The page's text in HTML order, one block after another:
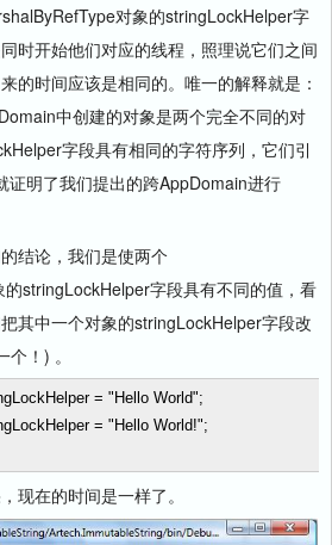
对象的stringLockHelper字
时开始他们对应的线程，照理说它们之间
的时间应该是相同的。唯一的解释就是：
中创建的对象是两个完全不同的对
字段具有相同的字符序列，它们引
证明了我们提出的跨AppDomain进行
结论，我们是使两个
stringLockHelper字段具有不同的值，看
其中一个对象的stringLockHelper字段改
！) 。
= " Hello World";
= " Hello World!";
在的时间是一样了。